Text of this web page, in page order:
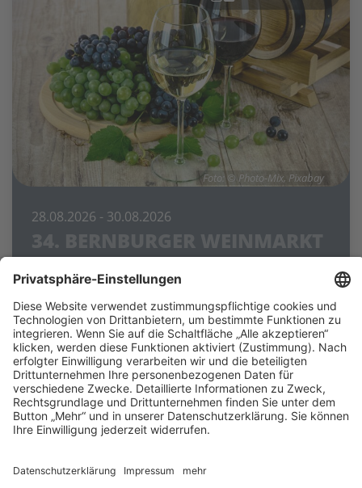
Foto: © Photo-Mix, Pixabay
28.08.2026 - 30.08.2026
Marktplatz Bernburg
Vom 28. bis 30. August 2026 verspricht das Fest
auf dem Markt in der Talstadt wieder ein
vielfältiges Unterhaltungsprogramm für Jung
und Alt